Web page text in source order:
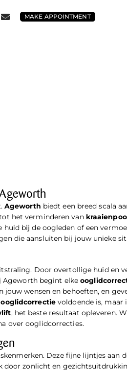
MAKE APPOINTMENT
Ageworth biedt een breed scala
het verminderen van
bij de oogleden of een
die aansluiten bij jouw unieke
Door overtollige huid en
Ageworth begint elke
wensen en behoeften, en
ooglidcorrectievoldoende is, maar
, het beste resultaat opleveren.
overooglidcorrecties.
Deze fijne lijntjes aan
door zonlicht en